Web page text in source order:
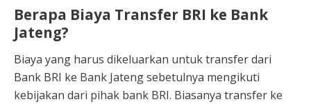
Berapa Biaya Transfer BRI ke Bank
Jateng?
Biaya yang harus dikeluarkan untuk transfer dari
Bank BRI ke Bank Jateng sebetulnya mengikuti
kebijakan dari pihak bank BRI. Biasanya transfer ke